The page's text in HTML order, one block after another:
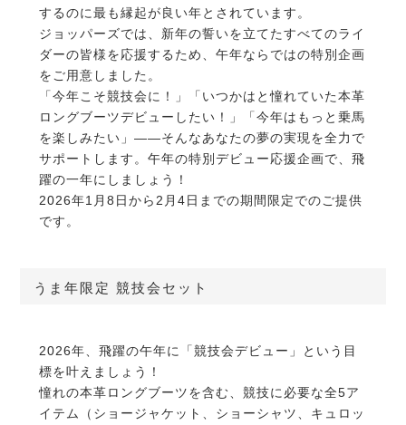
するのに最も縁起が良い年とされています。
ジョッパーズでは、新年の誓いを立てたすべてのライ
ダーの皆様を応援するため、午年ならではの特別企画
をご用意しました。
「今年こそ競技会に！」「いつかはと憧れていた本革
ロングブーツデビューしたい！」「今年はもっと乗馬
を楽しみたい」——そんなあなたの夢の実現を全力で
サポートします。午年の特別デビュー応援企画で、飛
躍の一年にしましょう！
2026年1月8日から2月4日までの期間限定でのご提供
です。
うま年限定 競技会セット
2026年、飛躍の午年に「競技会デビュー」という目
標を叶えましょう！
憧れの本革ロングブーツを含む、競技に必要な全5ア
イテム（ショージャケット、ショーシャツ、キュロッ